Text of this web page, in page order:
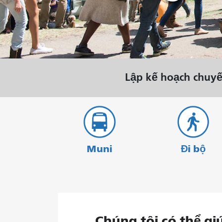
tháng 8.
Lập kế hoạch
Muni Đi bộ